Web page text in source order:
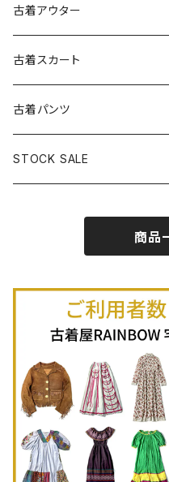
古着キャミソールワンピース
古着ベアトップワンピース
古着オールインワン
古着オーバーオール
古着ノースリーブシャツ・ブラウ
古着スウェット
古着パーカー
古着プルオーバー
古着長袖プルオーバー
古着半袖プルオーバー
古着Ｔシャツ
古着長袖Ｔシャツ
古着半袖Ｔシャツ
古着ベスト
古着キャミソール
古着ポロシャツ
古着長袖ポロシャツ
古着スウェット
古着パーカー
古着タンクトップ
古着セーター
古着カーディガン
古着半袖ニット
古着ニットアウター
古着アウター
古着ライトジャケット
古着ライトコート
古着ヘビージャケット
古着羽織り
古着スカート
古着ロング丈スカート (丈
古着膝丈スカート (丈56-
古着ミニ丈スカート (丈56-
古着パンツ
古着ロング丈パンツ
STOCK SALE
Autumn / Winter
商品